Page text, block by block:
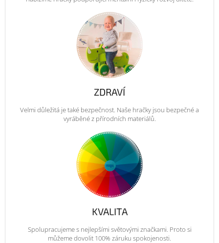
ZDRAVÍ
Velmi důležitá je také bezpečnost. Naše hračky jsou bezpečné a
vyráběné z přírodních materiálů.
KVALITA
Spolupracujeme s nejlepšími světovými značkami. Proto si
můžeme dovolit 100% záruku spokojenosti.